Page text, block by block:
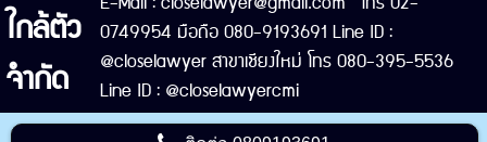
ใกล้ตัว
จำกัด
0749954 มือถือ 080-9193691 Line ID :
@closelawyer สาขาเชียงใหม่ โทร 080-395-5536
Line ID : @closelawyercmi